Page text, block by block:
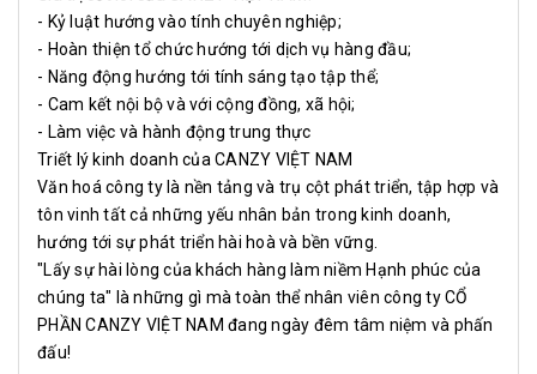
- Kỷ luật hướng vào tính chuyên nghiệp;
- Hoàn thiện tổ chức hướng tới dịch vụ hàng đầu;
- Năng động hướng tới tính sáng tạo tập thể;
- Cam kết nội bộ và với cộng đồng, xã hội;
- Làm việc và hành động trung thực
Triết lý kinh doanh của CANZY VIỆT NAM
Văn hoá công ty là nền tảng và trụ cột phát triển, tập hợp và
tôn vinh tất cả những yếu nhân bản trong kinh doanh,
hướng tới sự phát triển hài hoà và bền vững.
"Lấy sự hài lòng của khách hàng làm niềm Hạnh phúc của
chúng ta" là những gì mà toàn thể nhân viên công ty CỔ
PHẦN CANZY VIỆT NAM đang ngày đêm tâm niệm và phấn
đấu!